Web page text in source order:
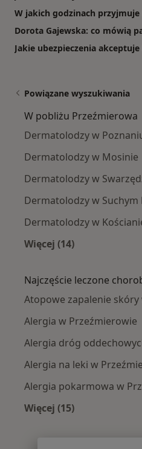
W jakich godzinach przyjmuje
Dorota Gajewska: co mówią
Jakie ubezpieczenia
Powiązane wyszukiwania
W pobliżu Przeźmierowa
Dermatolodzy w
Dermatolodzy w Mosinie
Dermatolodzy w
Dermatolodzy w Suchym
Dermatolodzy w
Więcej (14)
Najczęście leczone
Atopowe zapalenie
Alergia w Przeźmierowie
Alergia dróg
Alergia na leki w
Alergia pokarmowa w
Więcej (15)